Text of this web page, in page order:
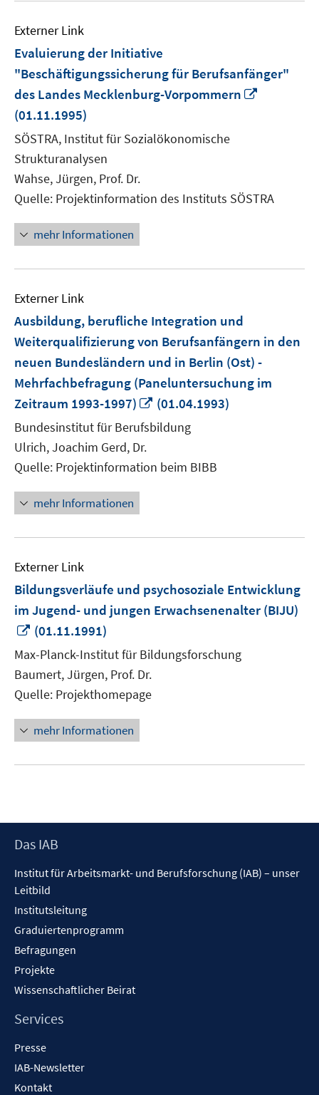
Externer Link
Evaluierung der Initiative
"Beschäftigungssicherung für Berufsanfänger"
des Landes Mecklenburg-Vorpommern
(01.11.1995)
SÖSTRA, Institut für Sozialökonomische
Strukturanalysen
Wahse, Jürgen, Prof. Dr.
Quelle: Projektinformation des Instituts SÖSTRA
mehr Informationen
Externer Link
Ausbildung, berufliche Integration und
Weiterqualifizierung von Berufsanfängern in den
neuen Bundesländern und in Berlin (Ost) -
Mehrfachbefragung (Paneluntersuchung im
Zeitraum 1993-1997)
In
neuem
Fenster
(01.04.1993)
Bundesinstitut für Berufsbildung
Ulrich, Joachim Gerd, Dr.
Quelle: Projektinformation beim BIBB
mehr Informationen
Externer Link
Bildungsverläufe und psychosoziale Entwicklung
im Jugend- und jungen Erwachsenenalter (BIJU)
In
neuem
Fenster
öffnen
(01.11.1991)
Max-Planck-Institut für Bildungsforschung
Baumert, Jürgen, Prof. Dr.
Quelle: Projekthomepage
mehr Informationen
Footer
Das IAB
Institut für Arbeitsmarkt- und Berufsforschung (IAB) – unser
Leitbild
Institutsleitung
Graduiertenprogramm
Befragungen
Projekte
Wissenschaftlicher Beirat
Services
Presse
IAB-Newsletter
Kontakt